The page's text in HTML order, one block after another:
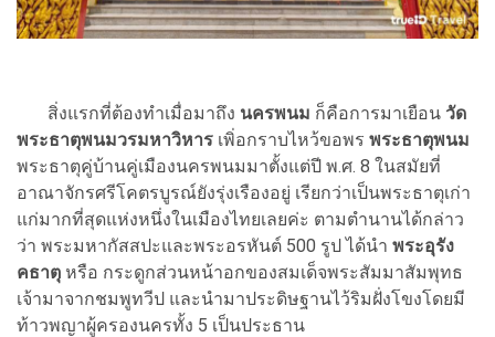
สิ่งแรกที่ต้องทำเมื่อมาถึง นครพนม ก็คือการมาเยือน วัด
พระธาตุพนมวรมหาวิหาร เพิ่อกราบไหว้ขอพร พระธาตุพนม
พระธาตุคู่บ้านคู่เมืองนครพนมมาตั้งแต่ปี พ.ศ. 8 ในสมัยที่
อาณาจักรศรีโคตรบูรณ์ยังรุ่งเรืองอยู่ เรียกว่าเป็นพระธาตุเก่า
แก่มากที่สุดแห่งหนึ่งในเมืองไทยเลยค่ะ ตามตำนานได้กล่าว
ว่า พระมหากัสสปะและพระอรหันต์ 500 รูป ได้นํา พระอุรัง
คธาตุ หรือ กระดูกส่วนหน้าอกของสมเด็จพระสัมมาสัมพุทธ
เจ้ามาจากชมพูทวีป และนำมาประดิษฐานไว้ริมฝั่งโขงโดยมี
ท้าวพญาผู้ครองนครทั้ง 5 เป็นประธาน